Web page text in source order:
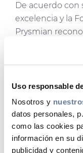
Uso responsable
Nosotros y
datos personales,
como las cookies
información en su
publicidad y
De acuerdo con
excelencia y la
Prysmian
eventos como
el desarrollo de
sido
el cable que se
las
Durante los días